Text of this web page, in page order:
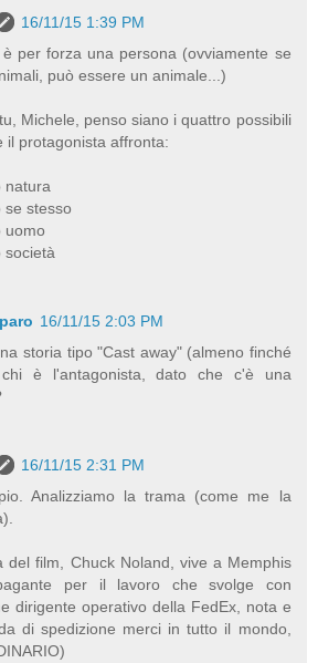
16/11/15 1:39 PM
per forza una persona (ovviamente se
può essere un animale...)
Michele, penso siano i quattro possibili
il protagonista affronta:
natura
se stesso
uomo
società
16/11/15 2:03 PM
storia tipo "Cast away" (almeno finché
è l'antagonista, dato che c'è una
16/11/15 2:31 PM
Analizziamo la trama (come me la
del film, Chuck Noland, vive a Memphis
per il lavoro che svolge con
dirigente operativo della FedEx, nota e
di spedizione merci in tutto il mondo,